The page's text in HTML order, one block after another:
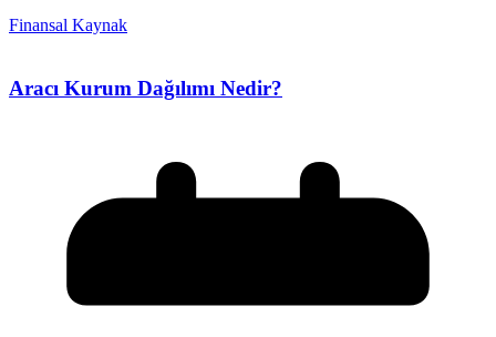
Finansal Kaynak
Aracı Kurum Dağılımı Nedir?